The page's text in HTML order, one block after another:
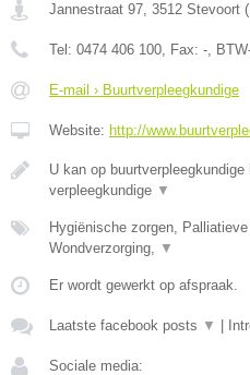
Jannestraat 97, 3512 Stevoort (
Tel: 0474 406 100, Fax: -,
E-mail › Buurtverpleegkundige
Website: http://
U kan op
verpleegkundige ▼
Hygiënische zorgen,
Wondverzorging, ▼
Er wordt gewerkt op afspraak.
Laatste facebook posts ▼
Sociale media: